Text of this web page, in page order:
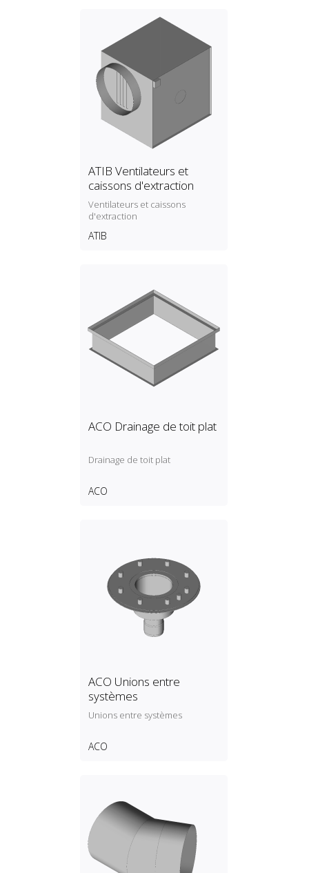
ATIB Ventilateurs et
caissons d'extraction
Ventilateurs et caissons
d'extraction
ATIB
ACO Drainage de toit plat
Drainage de toit plat
ACO
ACO Unions entre
systèmes
Unions entre systèmes
ACO